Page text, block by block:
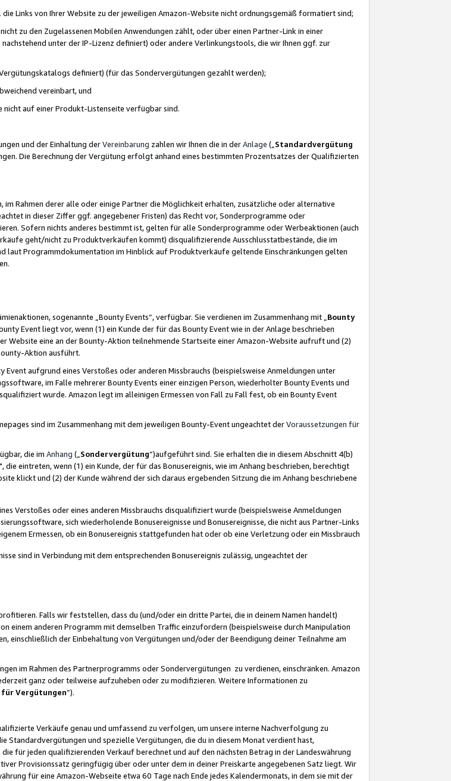
Links von Ihrer Website zu der jeweiligen Amazon-Website nicht ordnungsgemäß formatiert sind;
zu den Zugelassenen Mobilen Anwendungen zählt, oder über einen Partner-Link in einer
unter der IP-Lizenz definiert) oder andere Verlinkungstools, die wir Ihnen ggf. zur
definiert) (für das Sondervergütungen gezahlt werden);
vereinbart, und
auf einer Produkt-Listenseite verfügbar sind.
und der Einhaltung derVereinbarung zahlen wir Ihnen die in derAnlage („ Standardvergütung
Die Berechnung der Vergütung erfolgt anhand eines bestimmten Prozentsatzes der Qualifizierten
Rahmen derer alle oder einige Partner die Möglichkeit erhalten, zusätzliche oder alternative
in dieser Ziffer ggf. angegebener Fristen) das Recht vor, Sonderprogramme oder
Sofern nichts anderes bestimmt ist, gelten für alle Sonderprogramme oder Werbeaktionen (auch
geht/nicht zu Produktverkäufen kommt) disqualifizierende Ausschlusstatbestände, die im
laut Programmdokumentation im Hinblick auf Produktverkäufe geltende Einschränkungen gelten
sogenannte „Bounty Events“, verfügbar. Sie verdienen im Zusammenhang mit „ Bounty
Event liegt vor, wenn (1) ein Kunde der für das Bounty Event wie in der Anlage beschrieben
Website eine an der Bounty-Aktion teilnehmende Startseite einer Amazon-Website aufruft und (2)
Aktion ausführt.
aufgrund eines Verstoßes oder anderen Missbrauchs (beispielsweise Anmeldungen unter
im Falle mehrerer Bounty Events einer einzigen Person, wiederholter Bounty Events und
wurde. Amazon legt im alleinigen Ermessen von Fall zu Fall fest, ob ein Bounty Event
sind im Zusammenhang mit dem jeweiligen Bounty-Event ungeachtet derVoraussetzungen für
die im Anhang („ Sondervergütung“)aufgeführt sind. Sie erhalten die in diesem Abschnitt 4(b)
", die eintreten, wenn (1) ein Kunde, der für das Bonusereignis, wie im Anhang beschrieben, berechtigt
klickt und (2) der Kunde während der sich daraus ergebenden Sitzung die im Anhang beschriebene
Verstoßes oder eines anderen Missbrauchs disqualifiziert wurde (beispielsweise Anmeldungen
sich wiederholende Bonusereignisse und Bonusereignisse, die nicht aus Partner-Links
Ermessen, ob ein Bonusereignis stattgefunden hat oder ob eine Verletzung oder ein Missbrauch
sind in Verbindung mit dem entsprechenden Bonusereignis zulässig, ungeachtet der
Falls wir feststellen, dass du (und/oder ein dritte Partei, die in deinem Namen handelt)
einem anderen Programm mit demselben Traffic einzufordern (beispielsweise durch Manipulation
einschließlich der Einbehaltung von Vergütungen und/oder der Beendigung deiner Teilnahme am
im Rahmen des Partnerprogramms oder Sondervergütungen zu verdienen, einschränken. Amazon
ganz oder teilweise aufzuheben oder zu modifizieren. Weitere Informationen zu
für Vergütungen“).
Verkäufe genau und umfassend zu verfolgen, um unsere interne Nachverfolgung zu
Standardvergütungen und spezielle Vergütungen, die du in diesem Monat verdient hast,
für jeden qualifizierenden Verkauf berechnet und auf den nächsten Betrag in der Landeswährung
Provisionssatz geringfügig über oder unter dem in deiner Preiskarte angegebenen Satz liegt. Wir
für eine Amazon-Webseite etwa 60 Tage nach Ende jedes Kalendermonats, in dem sie mit der